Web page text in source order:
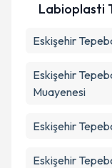
Labioplasti
Eskişehir
Eskişehir
Muayenesi
Eskişehir
Eskişehir